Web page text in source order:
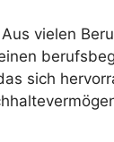
vielen
sich